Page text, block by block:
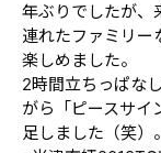
年ぶりでしたが、
連れたファミリー
楽しめました。
2時間立ちっぱな
がら「ピースサイ
足しました（笑）。